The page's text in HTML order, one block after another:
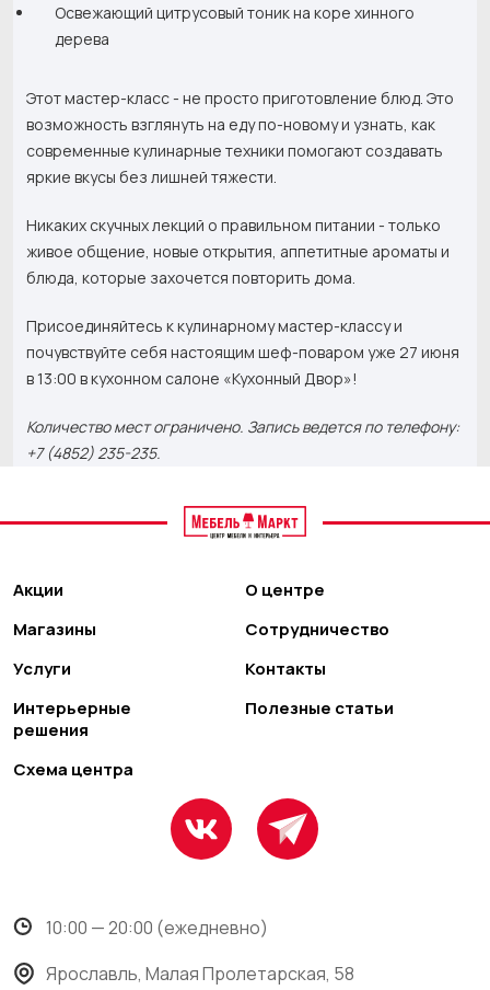
Освежающий цитрусовый тоник на коре хинного
дерева
Этот мастер-класс - не просто приготовление блюд. Это
возможность взглянуть на еду по-новому и узнать, как
современные кулинарные техники помогают создавать
яркие вкусы без лишней тяжести.
Никаких скучных лекций о правильном питании - только
живое общение, новые открытия, аппетитные ароматы и
блюда, которые захочется повторить дома.
Присоединяйтесь к кулинарному мастер-классу и
почувствуйте себя настоящим шеф-поваром уже 27 июня
в 13:00 в кухонном салоне «Кухонный Двор»!
Количество мест ограничено. Запись ведется по телефону:
+7 (4852) 235-235.
Акции
Магазины
Услуги
Интерьерные
решения
Схема центра
О центре
Сотрудничество
Контакты
Полезные статьи
10:00 — 20:00 (ежедневно)
Ярославль, Малая Пролетарская, 58